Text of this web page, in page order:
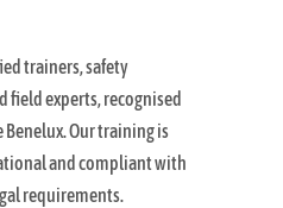
trainers, safety
field experts, recognised
Our training is
and compliant with
requirements.